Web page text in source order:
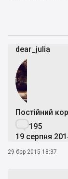
dear_julia
Постійний
195
19 серпня
29 бер 2015 18:37